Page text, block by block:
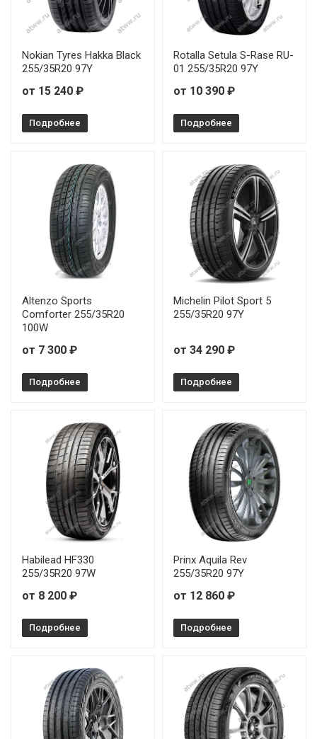
Nokian Tyres Hakka Black
255/35R20 97Y
от 15 240 ₽
Подробнее
Rotalla Setula S-Rase RU-
01 255/35R20 97Y
от 10 390 ₽
Подробнее
Altenzo Sports
Comforter 255/35R20
100W
от 7 300 ₽
Подробнее
Michelin Pilot Sport 5
255/35R20 97Y
от 34 290 ₽
Подробнее
Habilead HF330
255/35R20 97W
от 8 200 ₽
Подробнее
Prinx Aquila Rev
255/35R20 97Y
от 12 860 ₽
Подробнее